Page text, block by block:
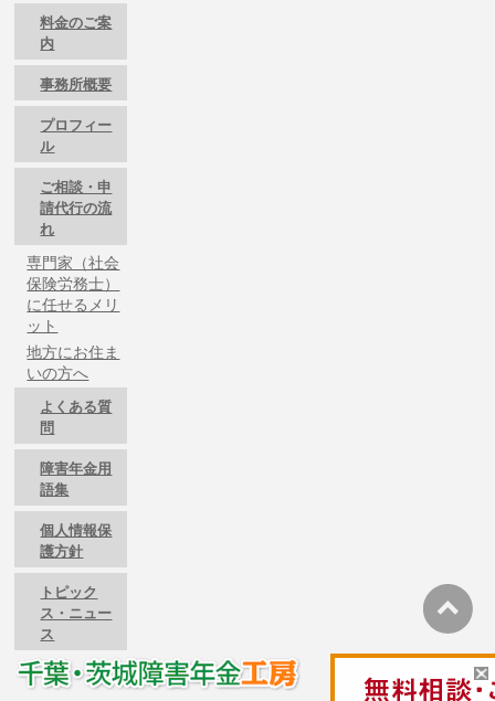
料金のご案
内
事務所概要
プロフィー
ル
ご相談・申
請代行の流
れ
専門家（社会
保険労務士）
に任せるメリ
ット
地方にお住ま
いの方へ
よくある質
問
障害年金用
語集
個人情報保
護方針
トピック
ス・ニュー
ス